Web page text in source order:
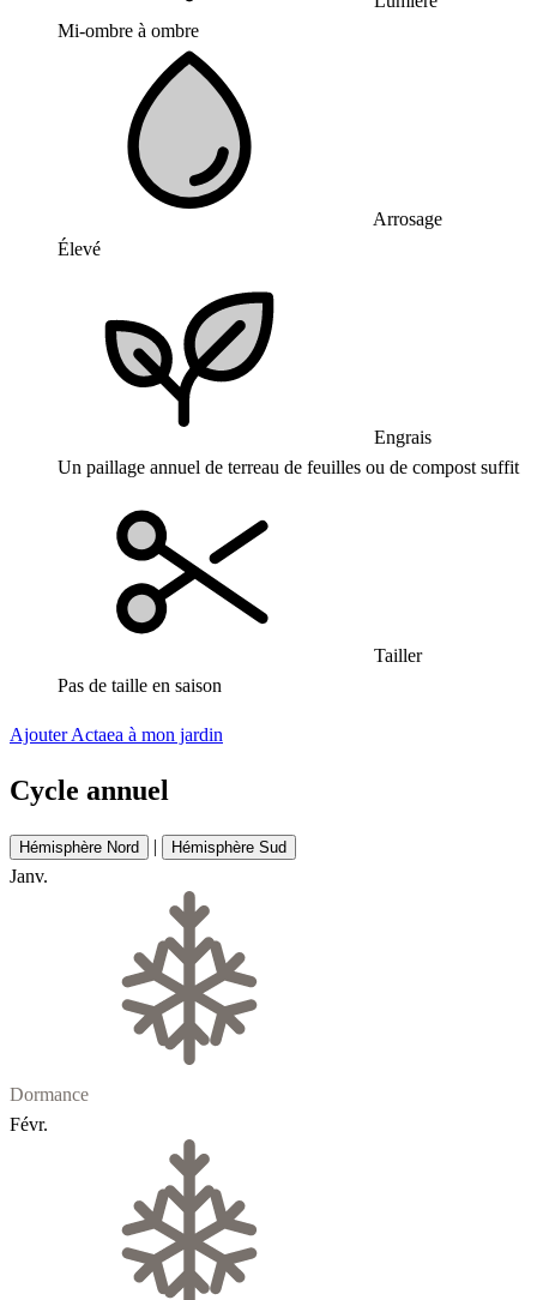
Mi-ombre à ombre
Arrosage
Élevé
Engrais
Un paillage annuel de terreau de feuilles ou de compost suffit
Tailler
Pas de taille en saison
Ajouter Actaea à mon jardin
Cycle annuel
Hémisphère Nord | Hémisphère Sud
Janv.
Dormance
Févr.